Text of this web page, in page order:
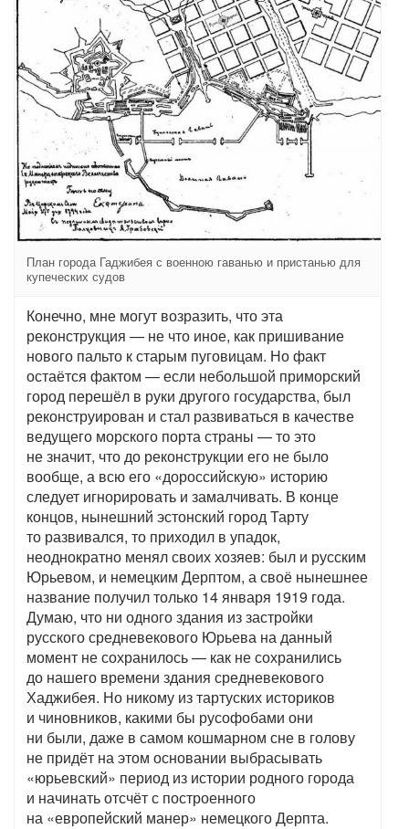
План города Гаджибея с военною гаванью и пристанью для
купеческих судов
Конечно, мне могут возразить, что эта
реконструкция — не что иное, как пришивание
нового пальто к старым пуговицам. Но факт
остаётся фактом — если небольшой приморский
город перешёл в руки другого государства, был
реконструирован и стал развиваться в качестве
ведущего морского порта страны — то это
не значит, что до реконструкции его не было
вообще, а всю его «дороссийскую» историю
следует игнорировать и замалчивать. В конце
концов, нынешний эстонский город Тарту
то развивался, то приходил в упадок,
неоднократно менял своих хозяев: был и русским
Юрьевом, и немецким Дерптом, а своё нынешнее
название получил только 14 января 1919 года.
Думаю, что ни одного здания из застройки
русского средневекового Юрьева на данный
момент не сохранилось — как не сохранились
до нашего времени здания средневекового
Хаджибея. Но никому из тартуских историков
и чиновников, какими бы русофобами они
ни были, даже в самом кошмарном сне в голову
не придёт на этом основании выбрасывать
«юрьевский» период из истории родного города
и начинать отсчёт с построенного
на «европейский манер» немецкого Дерпта.